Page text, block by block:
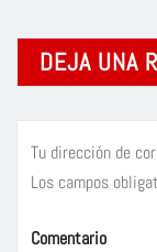
DEJA UNA
Tu dirección de
Los campos
Comentario